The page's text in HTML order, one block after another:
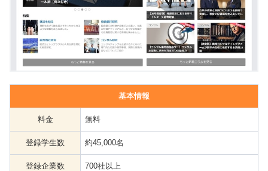
基本情報
料金 無料
登録学生数 約45,000名
登録企業数 700社以上